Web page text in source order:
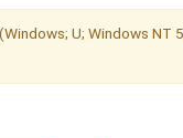
U; Windows NT